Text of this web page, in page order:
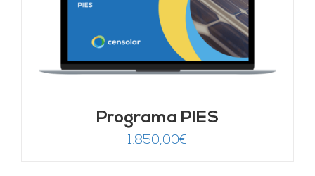
Programa PIES
1.850,00€